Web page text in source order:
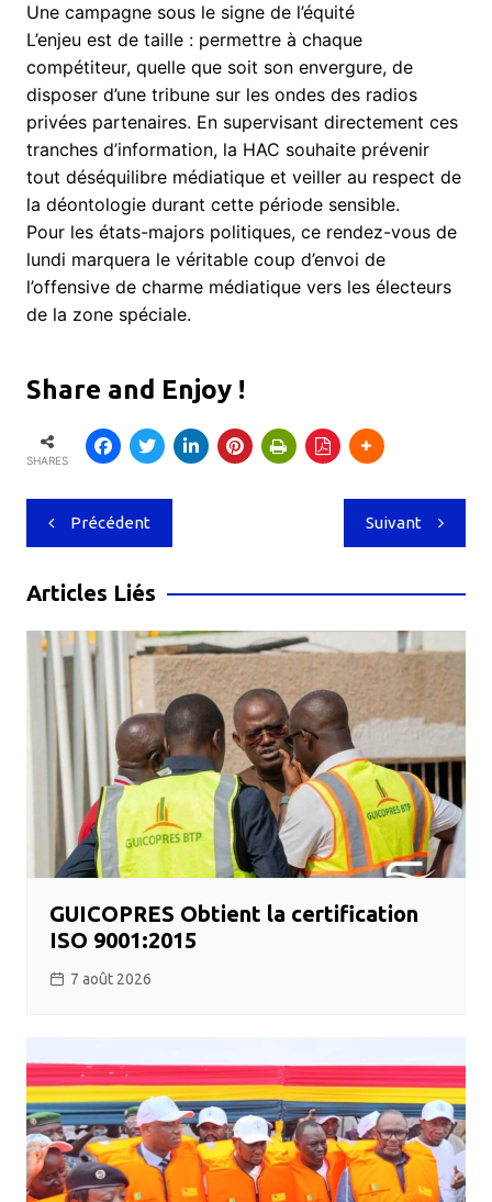
Une campagne sous le signe de l’équité
​L’enjeu est de taille : permettre à chaque
compétiteur, quelle que soit son envergure, de
disposer d’une tribune sur les ondes des radios
privées partenaires. En supervisant directement ces
tranches d’information, la HAC souhaite prévenir
tout déséquilibre médiatique et veiller au respect de
la déontologie durant cette période sensible.
​Pour les états-majors politiques, ce rendez-vous de
lundi marquera le véritable coup d’envoi de
l’offensive de charme médiatique vers les électeurs
de la zone spéciale.
Share and Enjoy !
SHARES
Navigation
de
l’article
Précédent Suivant
Articles Liés
GUICOPRES Obtient la certification
ISO 9001:2015
7 août 2026